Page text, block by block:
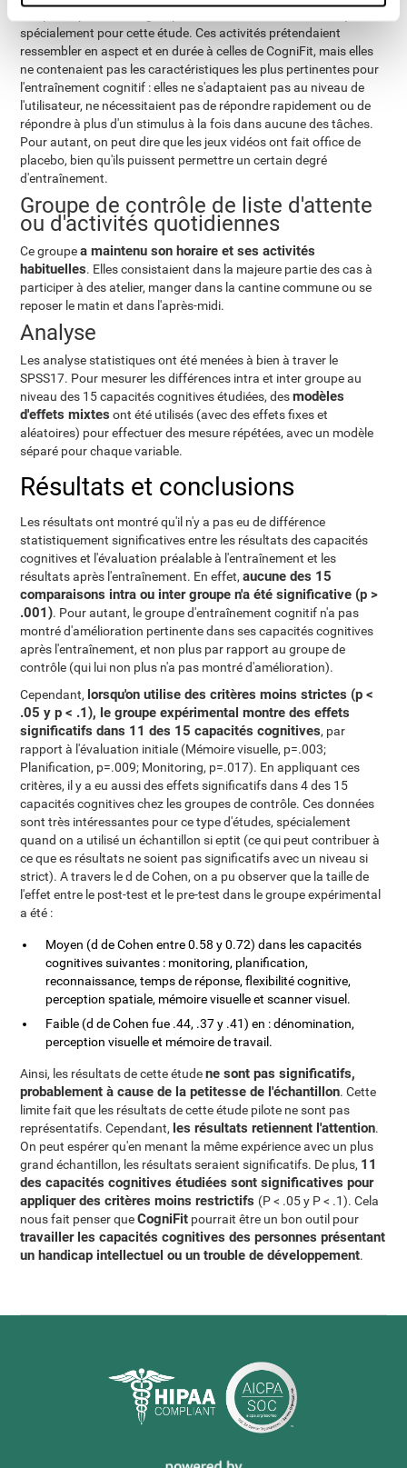
spécialement pour cette étude. Ces activités prétendaient
ressembler en aspect et en durée à celles de CogniFit, mais elles
ne contenaient pas les caractéristiques les plus pertinentes pour
l'entraînement cognitif : elles ne s'adaptaient pas au niveau de
l'utilisateur, ne nécessitaient pas de répondre rapidement ou de
répondre à plus d'un stimulus à la fois dans aucune des tâches.
Pour autant, on peut dire que les jeux vidéos ont fait office de
placebo, bien qu'ils puissent permettre un certain degré
d'entraînement.
Groupe de contrôle de liste d'attente
ou d'activités quotidiennes
Ce groupea maintenu son horaire et ses activités
habituelles. Elles consistaient dans la majeure partie des cas à
participer à des atelier, manger dans la cantine commune ou se
reposer le matin et dans l'après-midi.
Analyse
Les analyse statistiques ont été menées à bien à traver le
SPSS17. Pour mesurer les différences intra et inter groupe au
niveau des 15 capacités cognitives étudiées, desmodèles
d'effets mixtes ont été utilisés (avec des effets fixes et
aléatoires) pour effectuer des mesure répétées, avec un modèle
séparé pour chaque variable.
Résultats et conclusions
Les résultats ont montré qu'il n'y a pas eu de différence
statistiquement significatives entre les résultats des capacités
cognitives et l'évaluation préalable à l'entraînement et les
résultats après l'entraînement. En effet,aucune des 15
comparaisons intra ou inter groupe n'a été significative (p >
.001). Pour autant, le groupe d'entraînement cognitif n'a pas
montré d'amélioration pertinente dans ses capacités cognitives
après l'entraînement, et non plus par rapport au groupe de
contrôle (qui lui non plus n'a pas montré d'amélioration).
Cependant, lorsqu'on utilise des critères moins strictes (p <
.05 y p < .1), le groupe expérimental montre des effets
significatifs dans 11 des 15 capacités cognitives, par
rapport à l'évaluation initiale (Mémoire visuelle, p=.003;
Planification, p=.009; Monitoring, p=.017). En appliquant ces
critères, il y a eu aussi des effets significatifs dans 4 des 15
capacités cognitives chez les groupes de contrôle. Ces données
sont très intéressantes pour ce type d'études, spécialement
quand on a utilisé un échantillon si eptit (ce qui peut contribuer à
ce que es résultats ne soient pas significatifs avec un niveau si
strict). A travers le d de Cohen, on a pu observer que la taille de
l'effet entre le post-test et le pre-test dans le groupe expérimental
a été :
Moyen (d de Cohen entre 0.58 y 0.72) dans les capacités
cognitives suivantes : monitoring, planification,
reconnaissance, temps de réponse, flexibilité cognitive,
perception spatiale, mémoire visuelle et scanner visuel.
Faible (d de Cohen fue .44, .37 y .41) en : dénomination,
perception visuelle et mémoire de travail.
Ainsi, les résultats de cette étudene sont pas significatifs,
probablement à cause de la petitesse de l'échantillon. Cette
limite fait que les résultats de cette étude pilote ne sont pas
représentatifs. Cependant, les résultats retiennent l'attention.
On peut espérer qu'en menant la même expérience avec un plus
grand échantillon, les résultats seraient significatifs. De plus, 11
des capacités cognitives étudiées sont significatives pour
appliquer des critères moins restrictifs (P < .05 y P < .1). Cela
nous fait penser queCogniFit pourrait être un bon outil pour
travailler les capacités cognitives des personnes présentant
un handicap intellectuel ou un trouble de développement.